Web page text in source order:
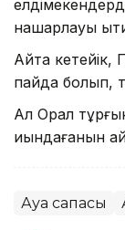
нашарлауы
Айта кетейік,
пайда болып,
Ал Орал
қиындағанын
Ауа сапасы